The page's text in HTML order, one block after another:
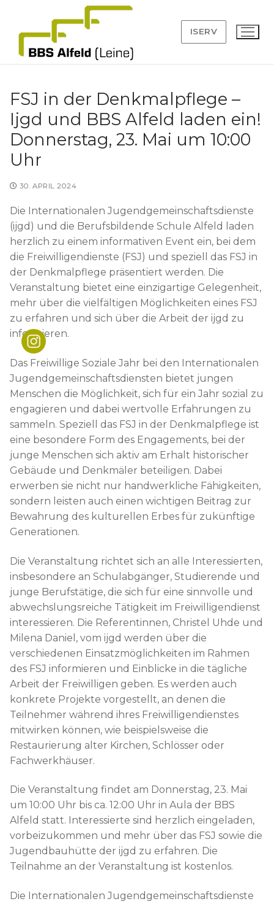
springen
ISERV
Suchen
nach:
Angebot
BBS
Schulleitung
Teams
Organigramm
Lehrkräfteausbildung
Kooperationen
Service
Downloads
Krankmeldung
Infos für Ausbildungsbetriebe
FAQ
News
Beratung
Beratungsteam
Berufsberatung
Job-Matching
Förderverein
FSJ in der Denkmalpflege –
Ijgd und BBS Alfeld laden ein!
Donnerstag, 23. Mai um 10:00
Uhr
30. APRIL 2024
Die Internationalen Jugendgemeinschaftsdienste
(ijgd) und die Berufsbildende Schule Alfeld laden
herzlich zu einem informativen Event ein, bei dem
die Freiwilligendienste (FSJ) und speziell das FSJ in
der Denkmalpflege präsentiert werden. Die
Veranstaltung bietet eine einzigartige Gelegenheit,
mehr über die vielfältigen Möglichkeiten eines FSJ
zu erfahren und sich über die Arbeit der ijgd zu
informieren.
Das Freiwillige Soziale Jahr bei den Internationalen
Jugendgemeinschaftsdiensten bietet jungen
Menschen die Möglichkeit, sich für ein Jahr sozial zu
engagieren und dabei wertvolle Erfahrungen zu
sammeln. Speziell das FSJ in der Denkmalpflege ist
eine besondere Form des Engagements, bei der
junge Menschen sich aktiv am Erhalt historischer
Gebäude und Denkmäler beteiligen. Dabei
erwerben sie nicht nur handwerkliche Fähigkeiten,
sondern leisten auch einen wichtigen Beitrag zur
Bewahrung des kulturellen Erbes für zukünftige
Generationen.
Die Veranstaltung richtet sich an alle Interessierten,
insbesondere an Schulabgänger, Studierende und
junge Berufstätige, die sich für eine sinnvolle und
abwechslungsreiche Tätigkeit im Freiwilligendienst
interessieren. Die Referentinnen, Christel Uhde und
Milena Daniel, vom ijgd werden über die
verschiedenen Einsatzmöglichkeiten im Rahmen
des FSJ informieren und Einblicke in die tägliche
Arbeit der Freiwilligen geben. Es werden auch
konkrete Projekte vorgestellt, an denen die
Teilnehmer während ihres Freiwilligendienstes
mitwirken können, wie beispielsweise die
Restaurierung alter Kirchen, Schlösser oder
Fachwerkhäuser.
Die Veranstaltung findet am Donnerstag, 23. Mai
um 10:00 Uhr bis ca. 12:00 Uhr in Aula der BBS
Alfeld statt. Interessierte sind herzlich eingeladen,
vorbeizukommen und mehr über das FSJ sowie die
Jugendbauhütte der ijgd zu erfahren. Die
Teilnahme an der Veranstaltung ist kostenlos.
Die Internationalen Jugendgemeinschaftsdienste